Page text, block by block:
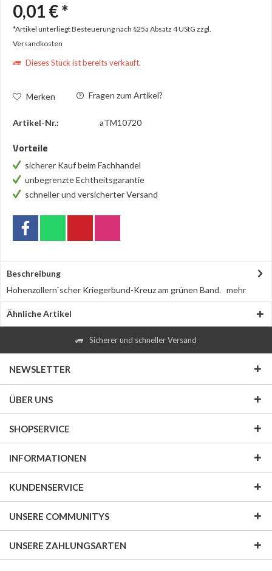
0,01 € *
*Artikel unterliegt Besteuerung nach §25a Absatz 4 UStG zzgl.
Versandkosten
Dieses Stück ist bereits verkauft.
Merken Fragen zum Artikel?
Artikel-Nr.: aTM10720
Vorteile
sicherer Kauf beim Fachhandel
unbegrenzte Echtheitsgarantie
schneller und versicherter Versand
Beschreibung
Hohenzollern`scher Kriegerbund-Kreuz am grünen Band. mehr
Ähnliche Artikel
Sicherer und schneller Versand
NEWSLETTER
ÜBER UNS
SHOPSERVICE
INFORMATIONEN
KUNDENSERVICE
UNSERE COMMUNITYS
UNSERE ZAHLUNGSARTEN